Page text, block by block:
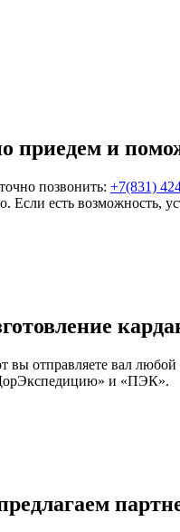
приедем и
позвонить: +7(831)
Если есть возможность,
вы отправляете вал
и «ПЭК».